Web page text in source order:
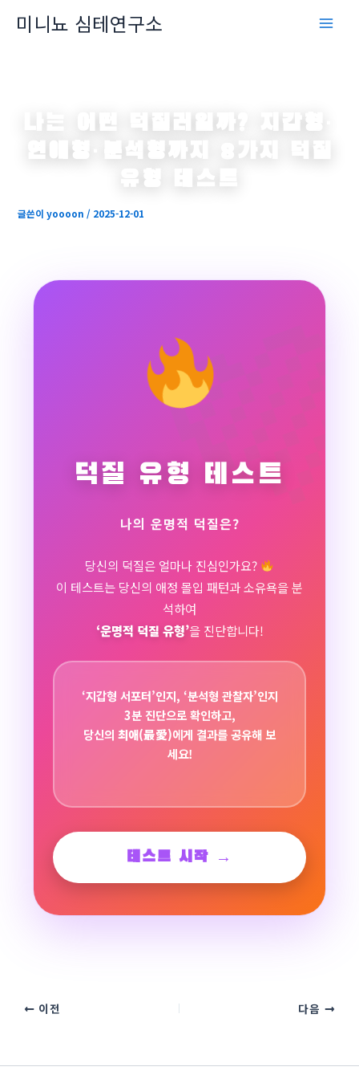
미니뇨 심테연구소
나는 어떤 덕질러일까? 지갑형·
연애형·분석형까지 8가지 덕질
유형 테스트
글쓴이yoooon/ 2025-12-01
덕질 유형 테스트
나의 운명적 덕질은?
당신의 덕질은 얼마나 진심인가요?
이 테스트는 당신의 애정 몰입 패턴과 소유욕을 분
석하여
‘운명적 덕질 유형’을 진단합니다!
‘지갑형 서포터’인지, ‘분석형 관찰자’인지
3분 진단으로 확인하고,
당신의 최애(最愛)에게 결과를 공유해 보
세요!
테스트 시작 →
이전 다음